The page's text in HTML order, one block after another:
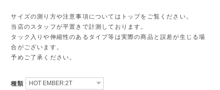
サイズの測り方や注意事項についてはトップをご覧ください。
当店のスタッフが平置きで計測しております。
タック入りや伸縮性のあるタイプ等は実際の商品と誤差が生じる場
合がございます。
予めご了承ください。
種類